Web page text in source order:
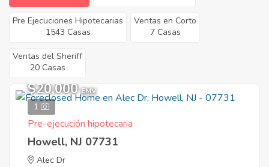
Pre Ejecuciones Hipotecarias
1543 Casas
Ventas en Corto
7 Casas
Ventas del Sheriff
20 Casas
1
$20,000 EMV
Pre-ejecución hipotecaria
Howell, NJ 07731
Alec Dr